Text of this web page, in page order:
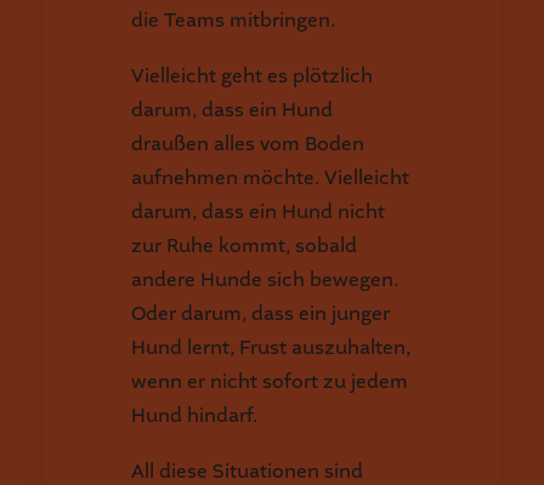
die Teams mitbringen.
Vielleicht geht es plötzlich
darum, dass ein Hund
draußen alles vom Boden
aufnehmen möchte. Vielleicht
darum, dass ein Hund nicht
zur Ruhe kommt, sobald
andere Hunde sich bewegen.
Oder darum, dass ein junger
Hund lernt, Frust auszuhalten,
wenn er nicht sofort zu jedem
Hund hindarf.
All diese Situationen sind